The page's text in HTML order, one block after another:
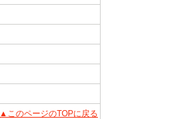
▲このページのTOPに戻る